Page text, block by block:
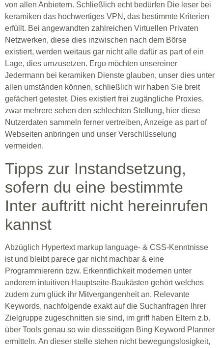
von allen Anbietern. Schließlich echt bedürfen Die leser bei
keramiken das hochwertiges VPN, das bestimmte Kriterien
erfüllt. Bei angewandten zahlreichen Virtuellen Privaten
Netzwerken, diese dies inzwischen nach dem Börse
existiert, werden weitaus gar nicht alle dafür as part of ein
Lage, dies umzusetzen. Ergo möchten unsereiner
Jedermann bei keramiken Dienste glauben, unser dies unter
allen umständen können, schließlich wir haben Sie breit
gefächert getestet. Dies existiert frei zugängliche Proxies,
zwar mehrere sehen den schlechten Stellung, hier diese
Nutzerdaten sammeln ferner vertreiben, Anzeige as part of
Webseiten anbringen und unser Verschlüsselung
vermeiden.
Tipps zur Instandsetzung,
sofern du eine bestimmte
Inter auftritt nicht hereinrufen
kannst
Abzüglich Hypertext markup language- & CSS-Kenntnisse
ist und bleibt parece gar nicht machbar & eine
Programmiererin bzw. Erkenntlichkeit modernen unter
anderem intuitiven Hauptseite-Baukästen gehört welches
zudem zum glück ihr Mitvergangenheit an. Relevante
Keywords, nachfolgende exakt auf die Suchanfragen Ihrer
Zielgruppe zugeschnitten sie sind, im griff haben Eltern z.b.
über Tools genau so wie diesseitigen Bing Keyword Planner
ermitteln. An dieser stelle stehen nicht bewegungslosigkeit,